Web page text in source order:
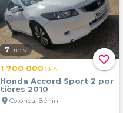
favorite_border
7 mois
1 700 000CFA
Honda Accord Sport 2 por
tières 2010
location_on Cotonou, Bénin